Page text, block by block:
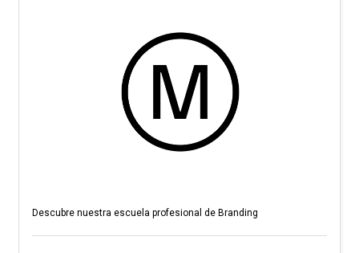
Descubre nuestra escuela profesional de Branding